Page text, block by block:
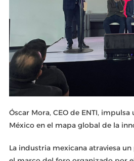
Óscar Mora, CEO de ENTI,
México en el mapa global de la
La industria mexicana atraviesa